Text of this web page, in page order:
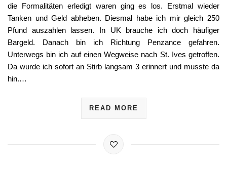
die Formalitäten erledigt waren ging es los. Erstmal wieder
Tanken und Geld abheben. Diesmal habe ich mir gleich 250
Pfund auszahlen lassen. In UK brauche ich doch häufiger
Bargeld. Danach bin ich Richtung Penzance gefahren.
Unterwegs bin ich auf einen Wegweise nach St. Ives getroffen.
Da wurde ich sofort an Stirb langsam 3 erinnert und musste da
hin.…
READ MORE